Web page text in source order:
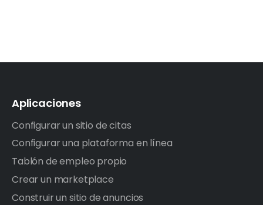
Aplicaciones
Configurar un sitio de citas
Configurar una plataforma en línea
Tablón de empleo propio
Crear un marketplace
Construir un sitio de anuncios